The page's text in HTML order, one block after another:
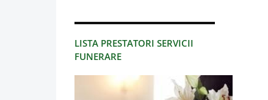
LISTA PRESTATORI SERVICII
FUNERARE